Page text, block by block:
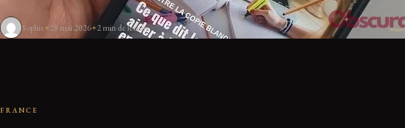
Sophie 28 mai 2026 2 min de lecture
FRANCE